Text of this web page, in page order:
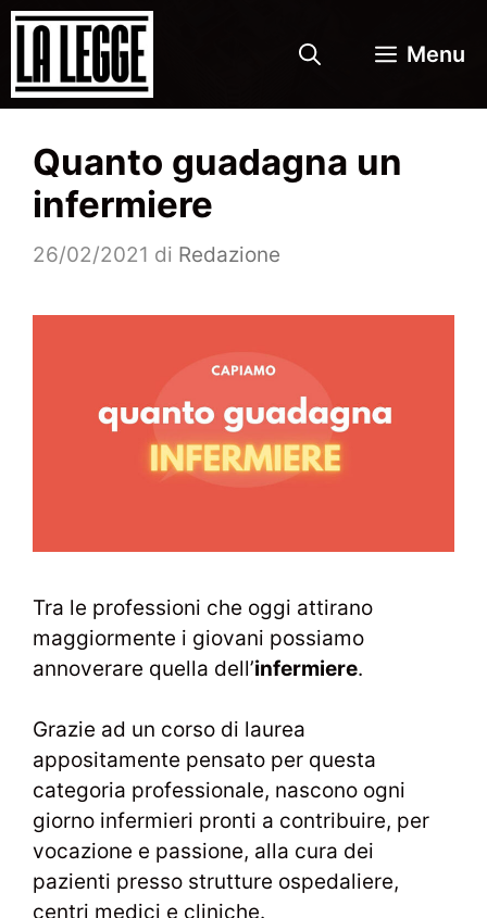
Vai
contenuto
Menu
Quanto guadagna un
infermiere
26/02/2021 di Redazione
Tra le professioni che oggi attirano
maggiormente i giovani possiamo
annoverare quella dell’infermiere.
Grazie ad un corso di laurea
appositamente pensato per questa
categoria professionale, nascono ogni
giorno infermieri pronti a contribuire, per
vocazione e passione, alla cura dei
pazienti presso strutture ospedaliere,
centri medici e cliniche.